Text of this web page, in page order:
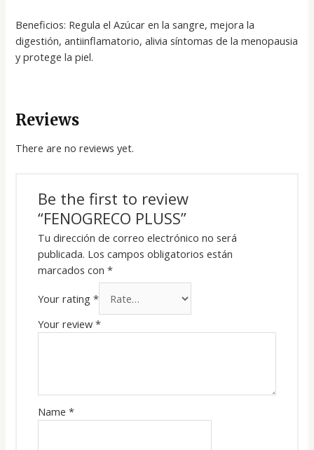
Beneficios: Regula el Azúcar en la sangre, mejora la
digestión, antiinflamatorio, alivia síntomas de la menopausia
y protege la piel.
Reviews
There are no reviews yet.
Be the first to review
“FENOGRECO PLUSS”
Tu dirección de correo electrónico no será
publicada. Los campos obligatorios están
marcados con *
Your rating *
Your review *
Name *